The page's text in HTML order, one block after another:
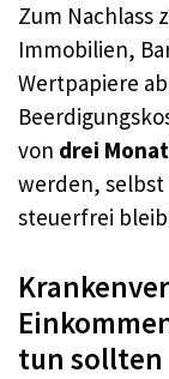
Zum Nachlass
Immobilien,
Wertpapiere
von drei
werden,
steuerfrei
tun sollten